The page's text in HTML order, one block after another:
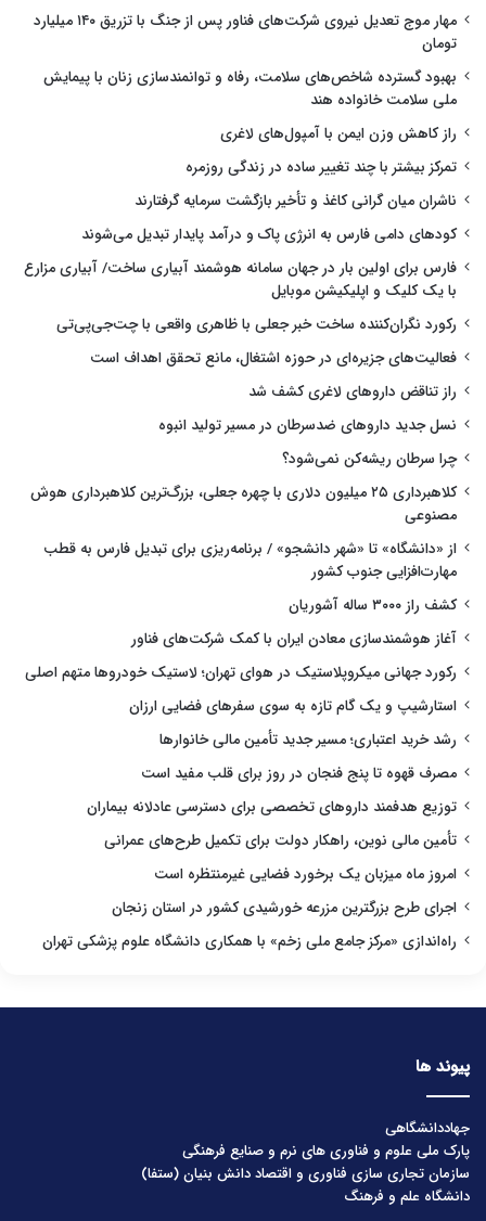
مهار موج تعدیل نیروی شرکت‌های فناور پس از جنگ با تزریق ۱۴۰ میلیارد
تومان
بهبود گسترده شاخص‌های سلامت، رفاه و توانمندسازی زنان با پیمایش
ملی سلامت خانواده هند
راز کاهش وزن ایمن با آمپول‌های لاغری
تمرکز بیشتر با چند تغییر ساده در زندگی روزمره
ناشران میان گرانی کاغذ و تأخیر بازگشت سرمایه گرفتارند
کودهای دامی فارس به انرژی پاک و درآمد پایدار تبدیل می‌شوند
فارس برای اولین بار در جهان سامانه هوشمند آبیاری ساخت/ آبیاری مزارع
با یک کلیک و اپلیکیشن موبایل
رکورد نگران‌کننده ساخت خبر جعلی با ظاهری واقعی با چت‌جی‌پی‌تی
فعالیت‌های جزیره‌ای در حوزه اشتغال، مانع تحقق اهداف است
راز تناقض داروهای لاغری کشف شد
نسل جدید داروهای ضدسرطان در مسیر تولید انبوه
چرا سرطان ریشه‌کن نمی‌شود؟
کلاهبرداری ۲۵ میلیون دلاری با چهره جعلی، بزرگ‌ترین کلاهبرداری هوش
مصنوعی
از «دانشگاه» تا «شهر دانشجو» / برنامه‌ریزی برای تبدیل فارس به قطب
مهارت‌افزایی جنوب کشور
کشف راز ۳۰۰۰ ساله آشوریان
آغاز هوشمندسازی معادن ایران با کمک شرکت‌های فناور
رکورد جهانی میکروپلاستیک در هوای تهران؛ لاستیک خودروها متهم اصلی
استارشیپ و یک گام تازه به سوی سفرهای فضایی ارزان
رشد خرید اعتباری؛ مسیر جدید تأمین مالی خانوارها
مصرف قهوه تا پنج فنجان در روز برای قلب مفید است
توزیع هدفمند داروهای تخصصی برای دسترسی عادلانه بیماران
تأمین مالی نوین، راهکار دولت برای تکمیل طرح‌های عمرانی
امروز ماه میزبان یک برخورد فضایی غیرمنتظره است
اجرای طرح بزرگترین مزرعه خورشیدی کشور در استان زنجان
راه‌اندازی «مرکز جامع ملی زخم» با همکاری دانشگاه علوم پزشکی تهران
پیوند ها
جهاددانشگاهی
پارک ملی علوم و فناوری های نرم و صنایع فرهنگی
سازمان تجاری سازی فناوری و اقتصاد دانش بنیان (ستفا)
دانشگاه علم و فرهنگ